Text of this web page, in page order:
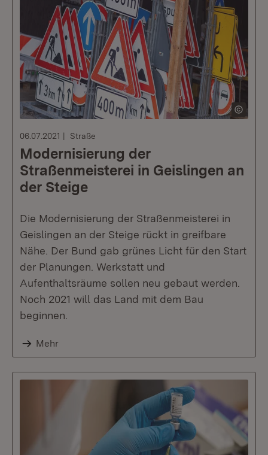
06.07.2021 Straße
Modernisierung der
Straßenmeisterei in Geislingen an
der Steige
Die Modernisierung der Straßenmeisterei in
Geislingen an der Steige rückt in greifbare
Nähe. Der Bund gab grünes Licht für den Start
der Planungen. Werkstatt und
Aufenthaltsräume sollen neu gebaut werden.
Noch 2021 will das Land mit dem Bau
beginnen.
Mehr